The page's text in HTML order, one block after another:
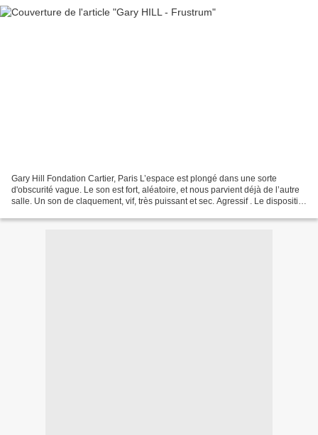
Gary Hill Fondation Cartier, Paris L’espace est plongé dans une sorte
d'obscurité vague. Le son est fort, aléatoire, et nous parvient déjà de l’autre
salle. Un son de claquement, vif, très puissant et sec. Agressif . Le dispositif